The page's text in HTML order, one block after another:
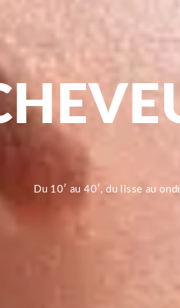
Du 10′ au 40′, du lisse au